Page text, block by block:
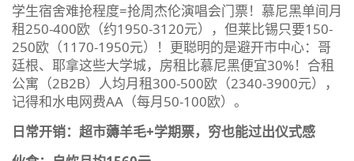
学生宿舍难抢程度=抢周杰伦演唱会门票！慕尼黑单间月
租250-400欧（约1950-3120元），但莱比锡只要150-
250欧（1170-1950元）！更聪明的是避开市中心：哥
廷根、耶拿这些大学城，房租比慕尼黑便宜30%！合租
公寓（2B2B）人均月租300-500欧（2340-3900元），
记得和水电网费AA（每月50-100欧）。
日常开销：超市薅羊毛+学期票，穷也能过出仪式感